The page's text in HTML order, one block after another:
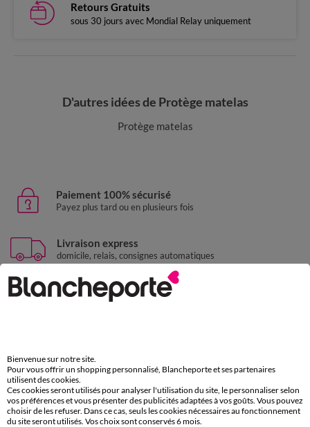
Retours Gratuits
sous 30 jours avec Mondial Relay uniquement
D'autres idées de Protège matelas
Protège matelas
Paiement 100% sécurisé
Payez plus tard ou en plusieurs fois
Livraison express
domicile, relais, consignes automatiques
Retours gratuits
sous 30 jours avec Mondial Relay uniquement
de 8h00 à 20h00 du lundi au samedi
11€ Offerts
Bienvenue sur notre site.
Pour vous offrir un shopping personnalisé, Blancheporte et ses partenaires
utilisent des cookies.
Ces cookies seront utilisés pour analyser l'utilisation du site, le personnaliser selon
vos préférences et vous présenter des publicités adaptées à vos goûts. Vous pouvez
choisir de les refuser. Dans ce cas, seuls les cookies nécessaires au fonctionnement
du site seront utilisés. Vos choix sont conservés 6 mois.